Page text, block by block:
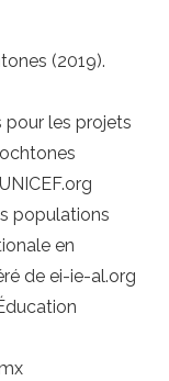
(2019).
les projets
populations
en
de ei-ie-al.org